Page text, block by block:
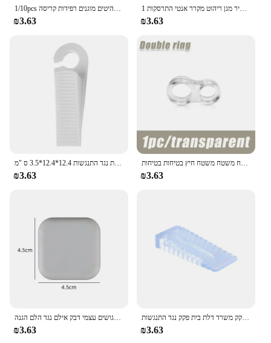
1/10pcs דלת מפסיקה דלת סיליקון ידית חיץ מגן קיר דלת מגן מגן קירות פגוש רהיטים מוגנים רפידות קריסה
₪3.63
1 גיליון עצמי דבק חיץ רפידות סיליקון דלת פקק ארון פגושים קיר מגן ריהוט מקרר אנטי התרסקות Pad
₪3.63
פקק דלת סיליקון דבק עצמי חזק קיר יניקה מגינים מוסתרים אילמת נגד התנגשות 12.4*12.4*3.5 ס "מ
₪3.63
דלת תחנת כיבוי בטיחות אספקה דלת סיליקון שקוף ידית דלת קיר משטח משטח משטח משטח משטח משטח חיץ בטיחות בטיחות
₪3.63
₪3.63
פקק דלת סיליקון דלת פעמיים זעזועים לבלוק חוצץ דלת ידית פקק דלת ידית פקק משרד דלת בית פקק נגד התנגשות
₪3.63